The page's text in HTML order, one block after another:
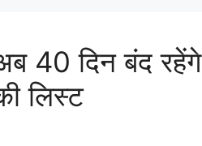
40 दिन बंद रहेंगे
लिस्ट